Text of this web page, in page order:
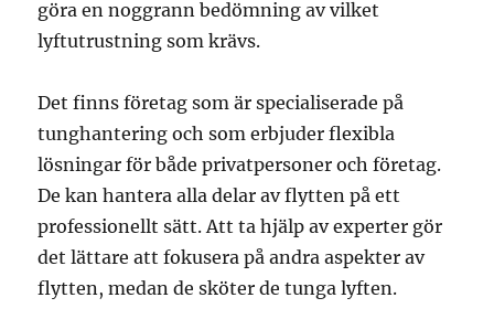
göra en noggrann bedömning av vilket
lyftutrustning som krävs.
Det finns företag som är specialiserade på
tunghantering och som erbjuder flexibla
lösningar för både privatpersoner och företag.
De kan hantera alla delar av flytten på ett
professionellt sätt. Att ta hjälp av experter gör
det lättare att fokusera på andra aspekter av
flytten, medan de sköter de tunga lyften.